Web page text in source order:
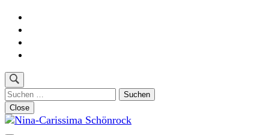
Skip
content
(Press
Suchen
nach:
Close